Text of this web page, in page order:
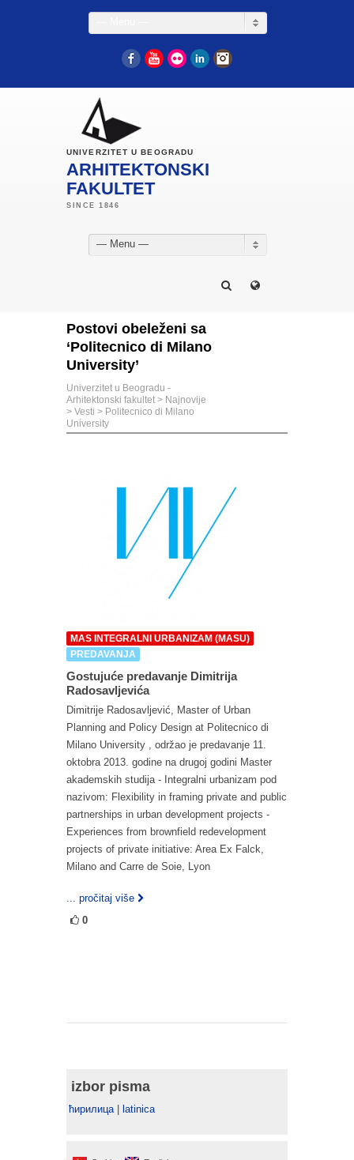
FacebookYouTube
Flickr LinkedIn
UNIVERZITET U BEOGRADU
ARHITEKTONSKI
FAKULTET
— Menu —
Postovi obeleženi sa
‘Politecnico di Milano
University’
Univerzitet u Beogradu -
Arhitektonski fakultet > Najnovije
> Vesti > Politecnico di Milano
University
MAS INTEGRALNI URBANIZAM (MASU)
PREDAVANJA
Gostujuće predavanje Dimitrija
Radosavljevića
Dimitrije Radosavljević, Master of Urban
Planning and Policy Design at Politecnico di
Milano University , održao je predavanje 11.
oktobra 2013. godine na drugoj godini Master
akademskih studija - Integralni urbanizam pod
nazivom: Flexibility in framing private and public
partnerships in urban development projects -
Experiences from brownfield redevelopment
projects of private initiative: Area Ex Falck,
Milano and Carre de Soie, Lyon
... pročitaj više
0
izbor pisma
ћирилица| latinica